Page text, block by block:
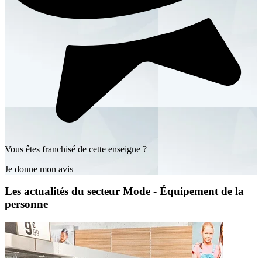
Vous êtes franchisé de cette enseigne ?
Je donne mon avis
Les actualités du secteur Mode - Équipement de la
personne